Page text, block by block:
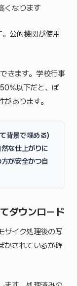
くなります
公的機関が使用
きます。学校行事
以下だと、ぼ
あります。
背景で埋める）
な仕上がりに
が安全かつ自
ダウンロード
ザイク処理後の写
かされているか確